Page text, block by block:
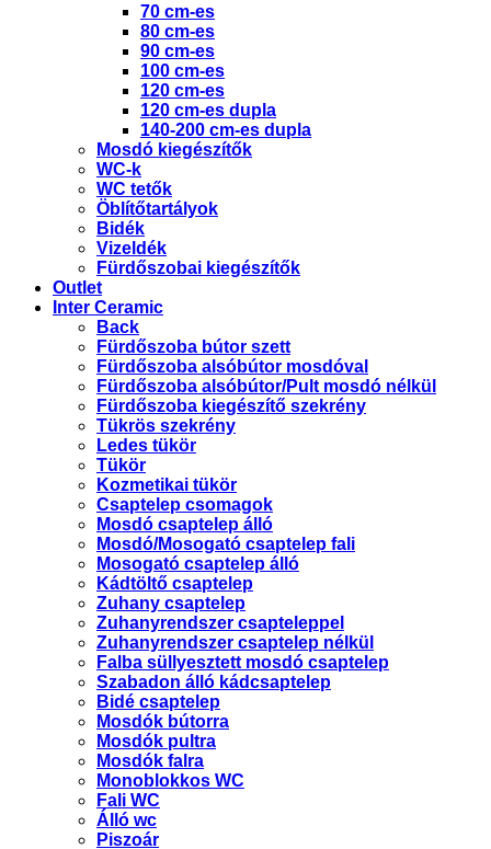
70 cm-es
80 cm-es
90 cm-es
100 cm-es
120 cm-es
120 cm-es dupla
140-200 cm-es dupla
Mosdó kiegészítők
WC-k
WC tetők
Öblítőtartályok
Bidék
Vizeldék
Fürdőszobai kiegészítők
Outlet
Inter Ceramic
Back
Fürdőszoba bútor szett
Fürdőszoba alsóbútor mosdóval
Fürdőszoba alsóbútor/Pult mosdó nélkül
Fürdőszoba kiegészítő szekrény
Tükrös szekrény
Ledes tükör
Tükör
Kozmetikai tükör
Csaptelep csomagok
Mosdó csaptelep álló
Mosdó/Mosogató csaptelep fali
Mosogató csaptelep álló
Kádtöltő csaptelep
Zuhany csaptelep
Zuhanyrendszer csapteleppel
Zuhanyrendszer csaptelep nélkül
Falba süllyesztett mosdó csaptelep
Szabadon álló kádcsaptelep
Bidé csaptelep
Mosdók bútorra
Mosdók pultra
Mosdók falra
Monoblokkos WC
Fali WC
Álló wc
Piszoár